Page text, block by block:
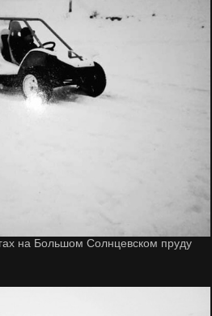
на Большом Солнцевском пруду